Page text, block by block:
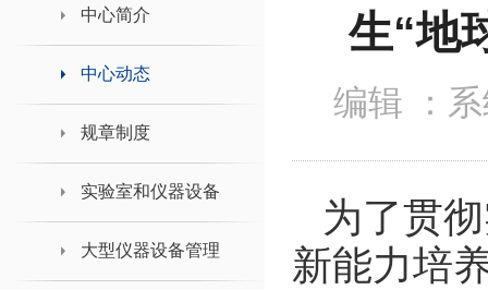
中心简介
中心动态
规章制度
实验室和仪器设备
大型仪器设备管理
生“地
编辑 ：
为了贯
新能力培